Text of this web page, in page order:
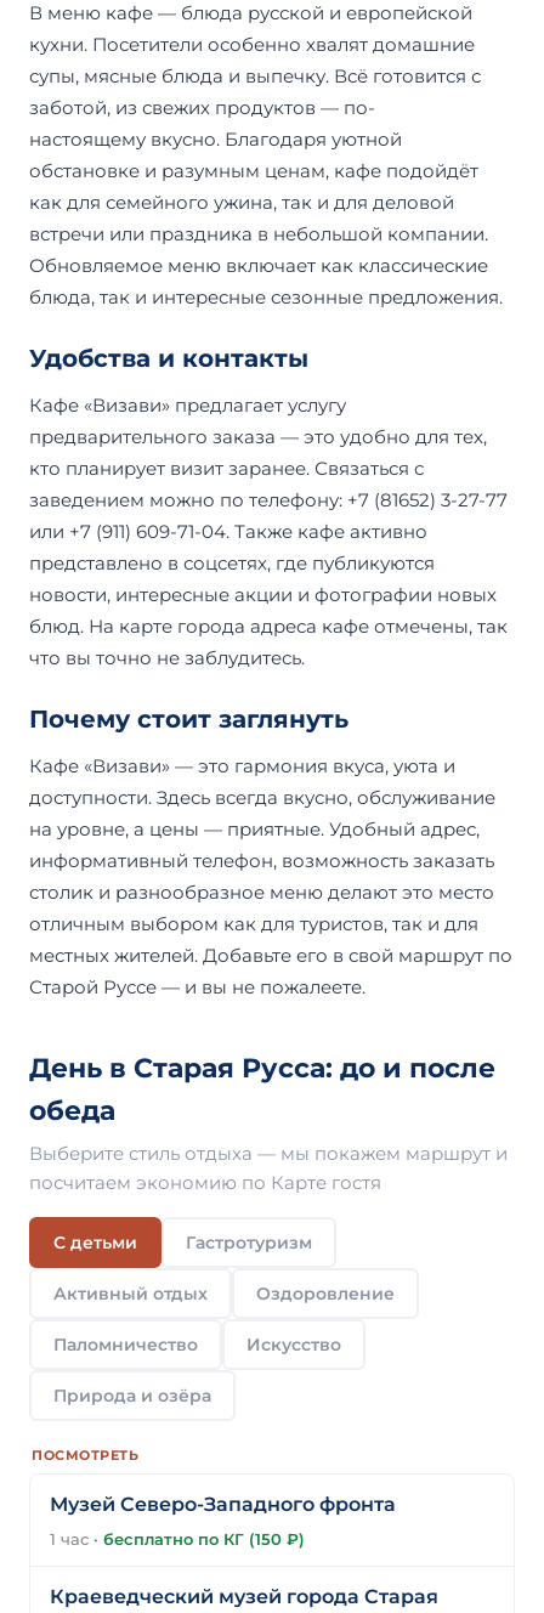
В меню кафе — блюда русской и европейской
кухни. Посетители особенно хвалят домашние
супы, мясные блюда и выпечку. Всё готовится с
заботой, из свежих продуктов — по-
настоящему вкусно. Благодаря уютной
обстановке и разумным ценам, кафе подойдёт
как для семейного ужина, так и для деловой
встречи или праздника в небольшой компании.
Обновляемое меню включает как классические
блюда, так и интересные сезонные предложения.
Удобства и контакты
Кафе «Визави» предлагает услугу
предварительного заказа — это удобно для тех,
кто планирует визит заранее. Связаться с
заведением можно по телефону: +7 (81652) 3-27-77
или +7 (911) 609-71-04. Также кафе активно
представлено в соцсетях, где публикуются
новости, интересные акции и фотографии новых
блюд. На карте города адреса кафе отмечены, так
что вы точно не заблудитесь.
Почему стоит заглянуть
Кафе «Визави» — это гармония вкуса, уюта и
доступности. Здесь всегда вкусно, обслуживание
на уровне, а цены — приятные. Удобный адрес,
информативный телефон, возможность заказать
столик и разнообразное меню делают это место
отличным выбором как для туристов, так и для
местных жителей. Добавьте его в свой маршрут по
Старой Руссе — и вы не пожалеете.
День в Старая Русса: до и после
обеда
Выберите стиль отдыха — мы покажем маршрут и
посчитаем экономию по Карте гостя
С детьми Гастротуризм
Активный отдых Оздоровление
Паломничество Искусство
Природа и озёра
ПОСМОТРЕТЬ
Музей Северо-Западного фронта
1 час · бесплатно по КГ (150 ₽)
Краеведческий музей города Старая